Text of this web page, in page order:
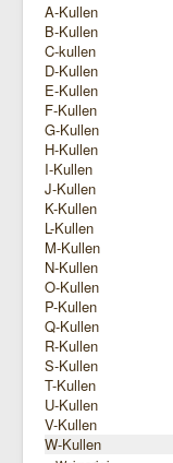
A-Kullen
B-Kullen
C-kullen
D-Kullen
E-Kullen
F-Kullen
G-Kullen
H-Kullen
I-Kullen
J-Kullen
K-Kullen
L-Kullen
M-Kullen
N-Kullen
O-Kullen
P-Kullen
Q-Kullen
R-Kullen
S-Kullen
T-Kullen
U-Kullen
V-Kullen
W-Kullen